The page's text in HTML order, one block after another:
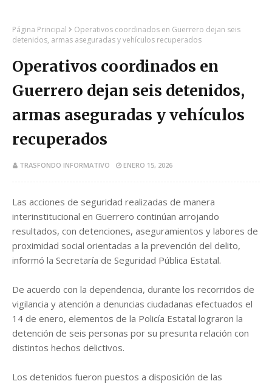
Página Principal
Operativos coordinados en Guerrero dejan seis
detenidos, armas aseguradas y vehículos recuperados
Operativos coordinados en
Guerrero dejan seis detenidos,
armas aseguradas y vehículos
recuperados
TRASFONDO INFORMATIVO ENERO 15, 2026
Las acciones de seguridad realizadas de manera
interinstitucional en Guerrero continúan arrojando
resultados, con detenciones, aseguramientos y labores de
proximidad social orientadas a la prevención del delito,
informó la Secretaría de Seguridad Pública Estatal.
De acuerdo con la dependencia, durante los recorridos de
vigilancia y atención a denuncias ciudadanas efectuados el
14 de enero, elementos de la Policía Estatal lograron la
detención de seis personas por su presunta relación con
distintos hechos delictivos.
Los detenidos fueron puestos a disposición de las